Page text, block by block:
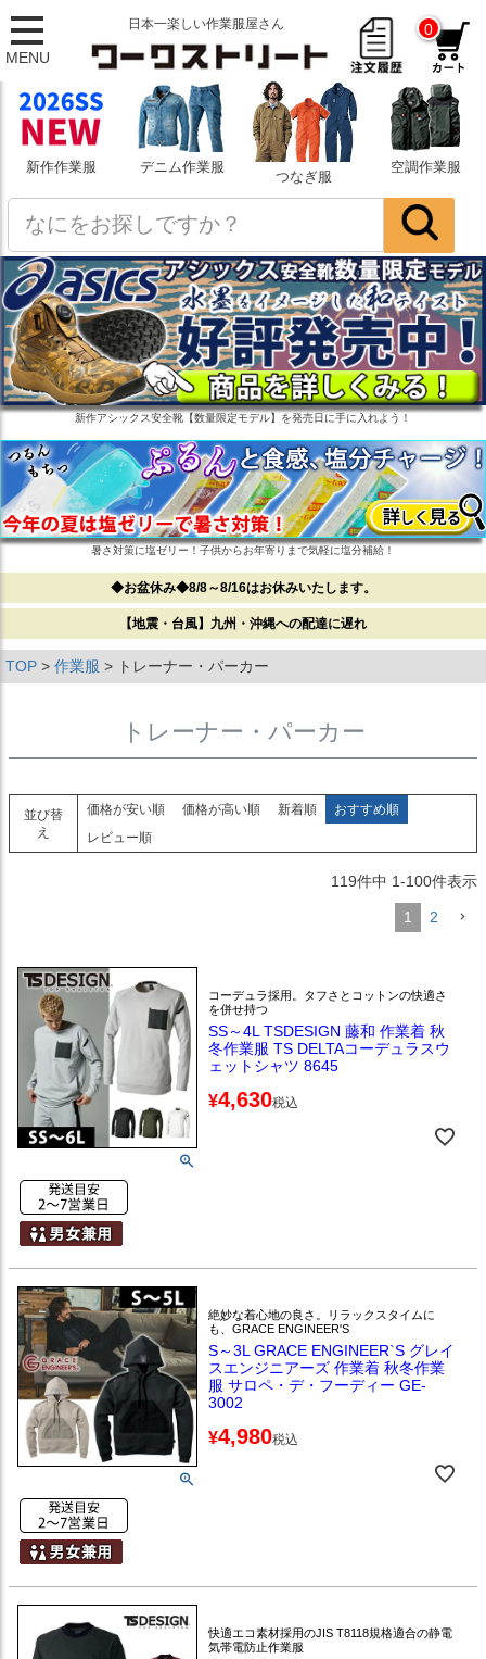
MENU
日本一楽しい作業服屋さん 0
新作作業服 デニム作業服
つなぎ服
空調作業服
新作アシックス安全靴【数量限定モデル】を発売日に手に入れよう！
暑さ対策に塩ゼリー！子供からお年寄りまで気軽に塩分補給！
◆お盆休み◆8/8～8/16はお休みいたします。
【地震・台風】九州・沖縄への配達に遅れ
TOP 作業服 トレーナー・パーカー
トレーナー・パーカー
並び替
え
価格が安い順 価格が高い順 新着順
おすすめ順
レビュー順
119件中 1-100件表示
1 2
コーデュラ採用。タフさとコットンの快適さ
を併せ持つ
SS～4L TSDESIGN 藤和 作業着 秋
冬作業服 TS DELTAコーデュラスウ
ェットシャツ 8645
¥4,630税込
絶妙な着心地の良さ。リラックスタイムに
も、GRACE ENGINEER'S
S～3L GRACE ENGINEER`S グレイ
スエンジニアーズ 作業着 秋冬作業
服 サロペ・デ・フーディー GE-
3002
¥4,980税込
快適エコ素材採用のJIS T8118規格適合の静電
気帯電防止作業服